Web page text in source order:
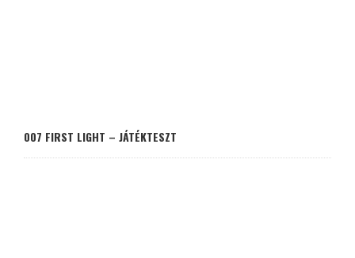
007 FIRST LIGHT – JÁTÉKTESZT